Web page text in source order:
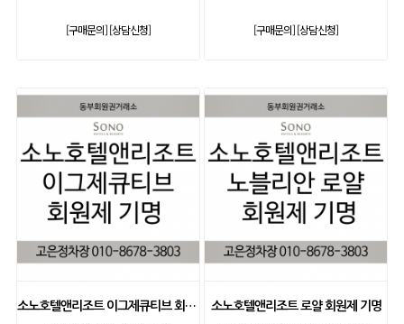
[구매문의][상담신청] [구매문의][상담신청]
소노호텔앤리조트 이그제큐티브 회원제 기명 소노호텔앤리조트 로얄 회원제 기명